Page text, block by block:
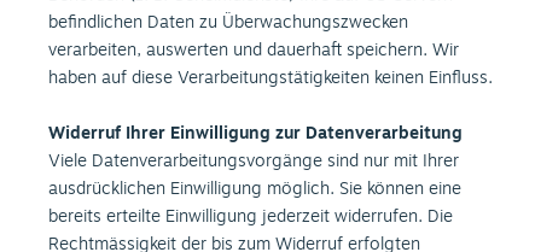
befindlichen Daten zu Überwachungszwecken
verarbeiten, auswerten und dauerhaft speichern. Wir
haben auf diese Verarbeitungstätigkeiten keinen Einfluss.
Widerruf Ihrer Einwilligung zur Datenverarbeitung
Viele Datenverarbeitungsvorgänge sind nur mit Ihrer
ausdrücklichen Einwilligung möglich. Sie können eine
bereits erteilte Einwilligung jederzeit widerrufen. Die
Rechtmässigkeit der bis zum Widerruf erfolgten